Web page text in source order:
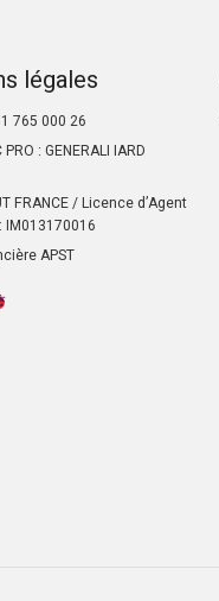
légales
765 000 26
: GENERALI IARD
FRANCE / Licence d’Agent
IM013170016
APST